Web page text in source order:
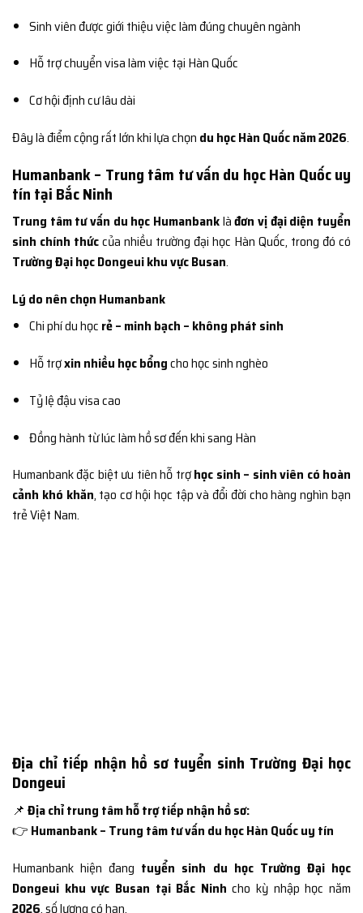
Sinh viên được giới thiệu việc làm đúng chuyên ngành
Hỗ trợ chuyển visa làm việc tại Hàn Quốc
Cơ hội định cư lâu dài
Đây là điểm cộng rất lớn khi lựa chọn du học Hàn Quốc năm 2026.
Humanbank – Trung tâm tư vấn du học Hàn Quốc uy
tín tại Bắc Ninh
Trung tâm tư vấn du học Humanbanklàđơn vị đại diện tuyển
sinh chính thứccủa nhiều trường đại học Hàn Quốc, trong đó có
Trường Đại học Dongeui khu vực Busan.
Lý do nên chọn Humanbank
Chi phí du học rẻ – minh bạch – không phát sinh
Hỗ trợxin nhiều học bổngcho học sinh nghèo
Tỷ lệ đậu visa cao
Đồng hành từ lúc làm hồ sơ đến khi sang Hàn
Humanbank đặc biệt ưu tiên hỗ trợhọc sinh – sinh viên có hoàn
cảnh khó khăn, tạo cơ hội học tập và đổi đời cho hàng nghìn bạn
trẻ Việt Nam.
Địa chỉ tiếp nhận hồ sơ tuyển sinh Trường Đại học
Dongeui
📌 Địa chỉ trung tâm hỗ trợ tiếp nhận hồ sơ:
👉 Humanbank – Trung tâm tư vấn du học Hàn Quốc uy tín
Humanbank hiện đang tuyển sinh du học Trường Đại học
Dongeui khu vực Busan tại Bắc Ninh cho kỳ nhập học năm
2026, số lượng có hạn.